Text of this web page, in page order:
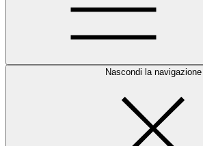
Nascondi la navigazione